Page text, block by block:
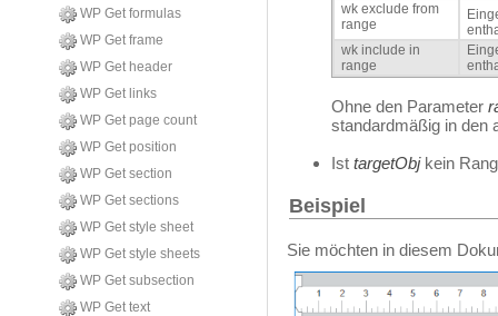
WP Get formulas
WP Get frame
WP Get header
WP Get links
WP Get page count
WP Get position
WP Get section
WP Get sections
WP Get style sheet
WP Get style sheets
WP Get subsection
WP Get text
wk exclude from
range
wk include in
range
Ohne den Parameter
standardmäßig in den
Ist targetObjkein
Beispiel
Sie möchten in diesem